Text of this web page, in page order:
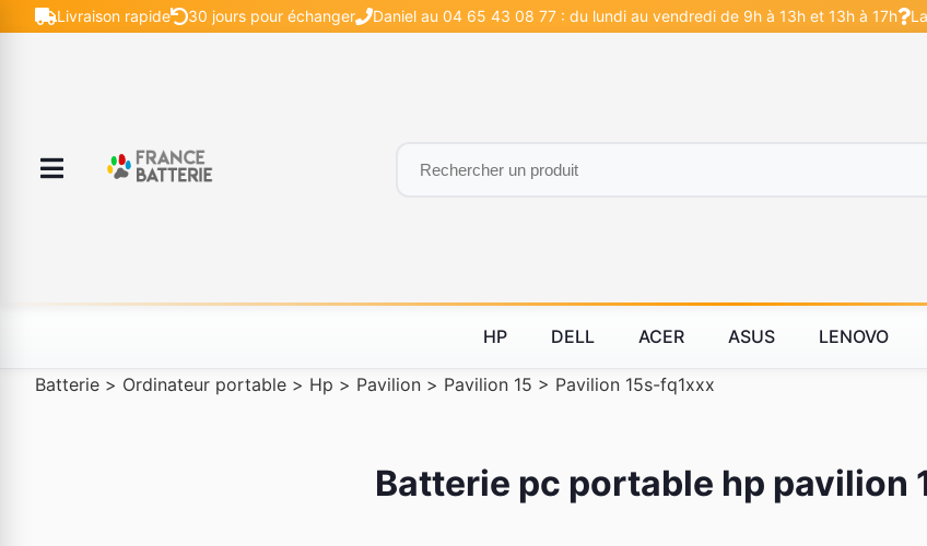
Livraison rapide 30 jours pour échanger Daniel au 04 65 43 08 77 : du lundi au vendredi de 9h à 13h et 13h à 17h
HP DELL ACER ASUS LENOVO
Batterie > Ordinateur portable > Hp > Pavilion > Pavilion 15 > Pavilion 15s-fq1xxx
Batterie pc portable hp pavilion